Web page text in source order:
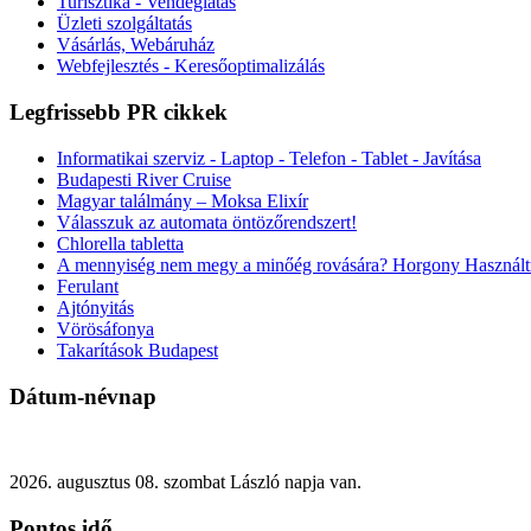
Üzleti szolgáltatás
Vásárlás, Webáruház
Webfejlesztés - Keresőoptimalizálás
Legfrissebb PR cikkek
Informatikai szerviz - Laptop - Telefon - Tablet - Javítása
Budapesti River Cruise
Magyar találmány – Moksa Elixír
Válasszuk az automata öntözőrendszert!
Chlorella tabletta
A mennyiség nem megy a minőég rovására? Horgony
Ferulant
Ajtónyitás
Vörösáfonya
Takarítások Budapest
Dátum-névnap
2026. augusztus 08. szombat László napja van.